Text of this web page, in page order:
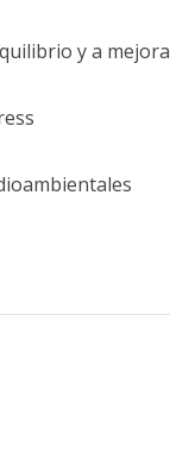
y a